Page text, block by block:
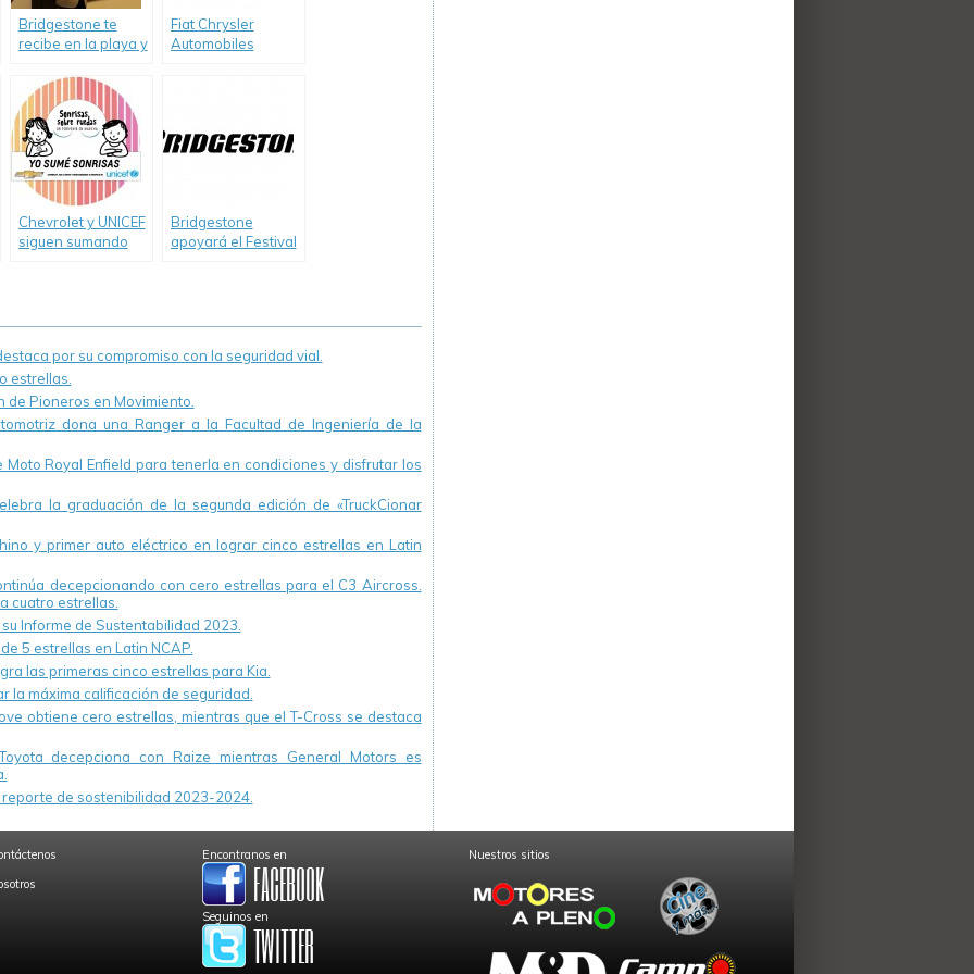
Bridgestone te
recibe en la playa y
Vial a la costa
Fiat Chrysler
Automobiles
Sábana a la
Chevrolet y UNICEF
siguen sumando
Bridgestone
apoyará el Festival
por su compromiso con la seguridad vial.
estrellas.
Pioneros en Movimiento.
dona una Ranger a la Facultad de Ingeniería de la
Royal Enfield para tenerla en condiciones y disfrutar los
la graduación de la segunda edición de «TruckCionar
y primer auto eléctrico en lograr cinco estrellas en Latin
decepcionando con cero estrellas para el C3 Aircross.
cuatro estrellas.
Informe de Sustentabilidad 2023.
5 estrellas en Latin NCAP.
las primeras cinco estrellas para Kia.
la máxima calificación de seguridad.
obtiene cero estrellas, mientras que el T-Cross se destaca
decepciona con Raize mientras General Motors es
de sostenibilidad 2023-2024.
Encontranos en
Seguinos en
Nuestros sitios